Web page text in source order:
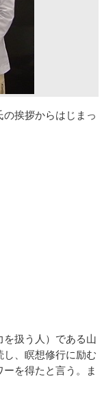
挨拶からはじまっ
扱う人）である山
、瞑想修行に励む
を得たと言う。ま